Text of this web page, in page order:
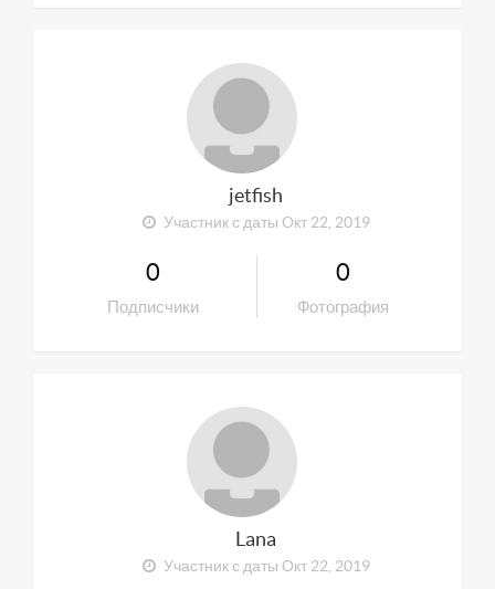
jetfish
Участник с даты Окт 22, 2019
0
Подписчики
0
Фотография
Lana
Участник с даты Окт 22, 2019